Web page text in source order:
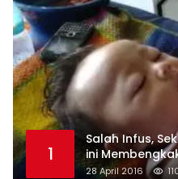
1
Salah Infus,
ini
28 April 2016